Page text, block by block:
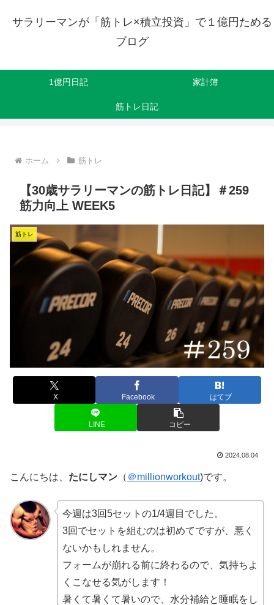
サラリーマンが「筋トレ×積立投資」で１億円ためる
ブログ
1億円日記 家計簿
筋トレ日記
ホーム 筋トレ
【30歳サラリーマンの筋トレ日記】＃259
筋力向上 WEEK5
筋トレ
X Facebook はてブ
LINE コピー
2024.08.04
こんにちは、 たにしマン （ ＠millionworkout)です。
今週は3回5セットの1/4週目でした。
3回でセットを組むのは初めてですが、悪く
ないかもしれません。
フォームが崩れる前に終わるので、気持ちよ
くこなせる気がします！
暑くて暑くて暑いので、水分補給と睡眠をし